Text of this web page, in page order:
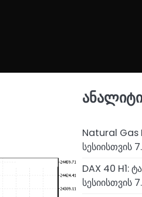
Natural Gas
სესიისთვის
DAX 40 H1:
სესიისთვის